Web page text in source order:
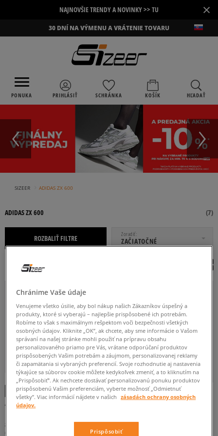
NAJNOVŠIE TRENDY A NOVINKY >> TU ×
30 DNÍ NA VÝMENU A VRÁTENIE TOVARU
PONUKA PRIHLÁSIŤ SCHRÁNKA KOŠÍK HĽADAŤ
SIZEER ADIDAS ZX 600
ADIDAS ZX 600 (7)
ROZBALIŤ FILTRE Zoradiť
ZAČIATOČNÉ
OD DO
Viac
36 36 2/3 37 1/3 38 38 2/3
SIVÁ TMAVOMODRÁ
-10 % S KÓDOM: TOP (MIN. 70 €)
ADIDAS ZX 600
84 €
94 €
-10 % S KÓDOM: TOP (MIN. 70 €)
ADIDAS ZX 600
120 €
99 €
104 €
Chránime Vaše údaje
Venujeme všetko úsilie, aby bol nákup našich Zákazníkov úspešný a
produkty, ktoré si vyberajú – najlepšie prispôsobené ich potrebám.
Robíme to však s maximálnym rešpektom voči bezpečnosti všetkých
osobných údajov. Kliknite „OK”, ak chcete, aby sme informácie o Vašom
správaní na našej stránke mohli použiť na prípravu obsahu
personalizovaného priamo pre Vás, vrátane odporúčaní produktov
prispôsobených Vašim potrebám a záujmom, personalizovanej reklamy
či zapamätania si vybraných preferencií. Svoje rozhodnutie aj nastavenia
týkajúce sa súborov cookie môžete kedykoľvek zmeniť, a to kliknutím na
„Prispôsobiť”. Ak nechcete dostávať personalizovanú ponuku produktov
prispôsobenú Vašim preferenciám, vyberte možnosť „Odmietnuť
všetky”. Viac informácií nájdete v našich
zásadách ochrany osobných
údajov.
Prispôsobiť